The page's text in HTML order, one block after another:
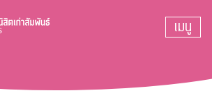
เมนู